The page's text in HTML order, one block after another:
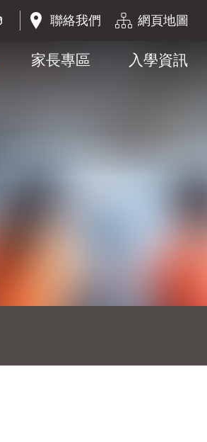
聯絡我們 網頁地圖
家長專區 入學資訊